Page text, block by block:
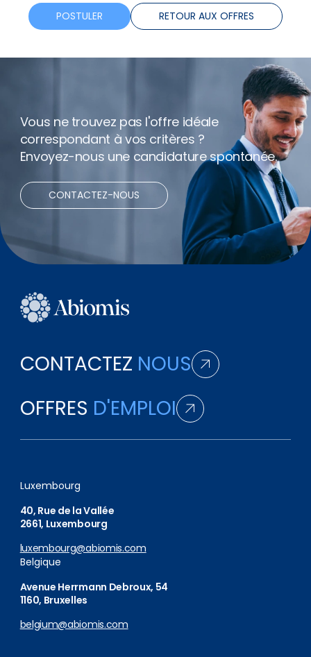
Telephone
Bonus
Net expenses
Télétravail
POSTULER RETOUR AUX OFFRES
Vous ne trouvez pas l'offre idéale
correspondant à vos critères ?
Envoyez-nous une candidature spontanée.
CONTACTEZ-NOUS
CONTACTEZ NOUS
OFFRES D'EMPLOI
Luxembourg
40, Rue de la Vallée
2661, Luxembourg
luxembourg@abiomis.com
Belgique
Avenue Herrmann Debroux, 54
1160, Bruxelles
belgium@abiomis.com